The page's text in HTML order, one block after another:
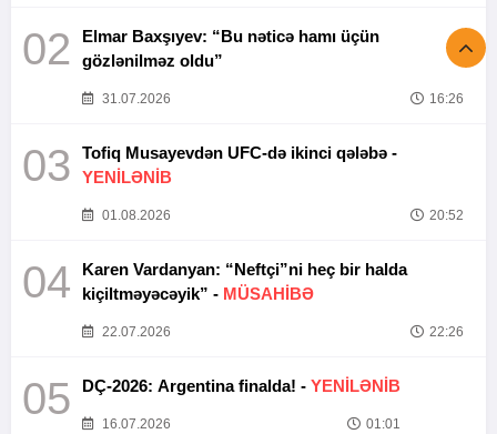
02
Elmar Baxşıyev: “Bu nəticə hamı üçün
gözlənilməz oldu”
31.07.2026 16:26
03
Tofiq Musayevdən UFC-də ikinci qələbə -
YENİLƏNİB
01.08.2026 20:52
04
Karen Vardanyan: “Neftçi”ni heç bir halda
kiçiltməyəcəyik” - MÜSAHİBƏ
22.07.2026 22:26
05 DÇ-2026: Argentina finalda! - YENİLƏNİB
16.07.2026 01:01